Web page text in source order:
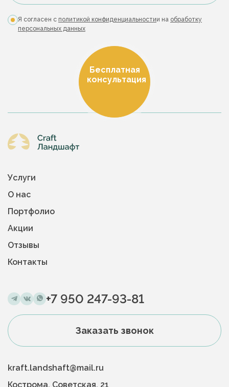
Я согласен с политикой конфиденциальностии на обработку
персональных данных
Бесплатная
консультация
Услуги
О нас
Портфолио
Акции
Отзывы
Контакты
+7 950 247-93-81
Заказать звонок
kraft.landshaft@mail.ru
Кострома, Советская, 21